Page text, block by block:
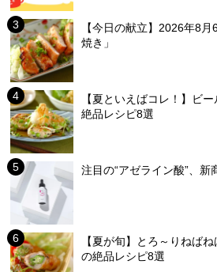
【今日の献立】2026年8
焼き」
【夏といえばコレ！】ビ
絶品レシピ8選
注目の“アゼライン酸”、新
【夏が旬】とろ～りねば
の絶品レシピ8選